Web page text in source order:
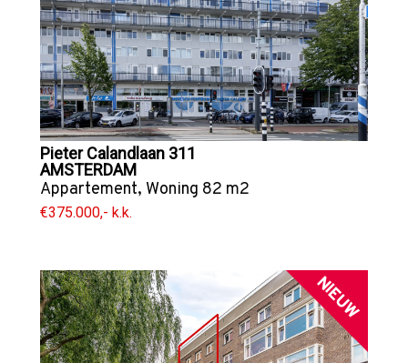
Pieter Calandlaan 311
AMSTERDAM
Appartement, Woning 82 m2
€375.000,- k.k.
NIEUW